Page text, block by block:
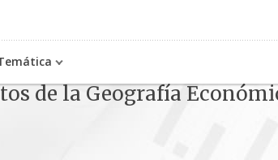
de la Geografía